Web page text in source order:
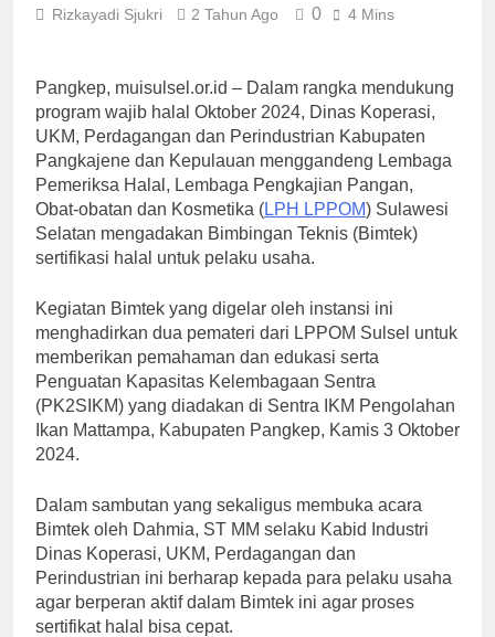
Rizkayadi Sjukri 2 Tahun Ago 0 4 Mins
Pangkep, muisulsel.or.id – Dalam rangka mendukung
program wajib halal Oktober 2024, Dinas Koperasi,
UKM, Perdagangan dan Perindustrian Kabupaten
Pangkajene dan Kepulauan menggandeng Lembaga
Pemeriksa Halal, Lembaga Pengkajian Pangan,
Obat-obatan dan Kosmetika (LPH LPPOM) Sulawesi
Selatan mengadakan Bimbingan Teknis (Bimtek)
sertifikasi halal untuk pelaku usaha.
Kegiatan Bimtek yang digelar oleh instansi ini
menghadirkan dua pemateri dari LPPOM Sulsel untuk
memberikan pemahaman dan edukasi serta
Penguatan Kapasitas Kelembagaan Sentra
(PK2SIKM) yang diadakan di Sentra IKM Pengolahan
Ikan Mattampa, Kabupaten Pangkep, Kamis 3 Oktober
2024.
Dalam sambutan yang sekaligus membuka acara
Bimtek oleh Dahmia, ST MM selaku Kabid Industri
Dinas Koperasi, UKM, Perdagangan dan
Perindustrian ini berharap kepada para pelaku usaha
agar berperan aktif dalam Bimtek ini agar proses
sertifikat halal bisa cepat.